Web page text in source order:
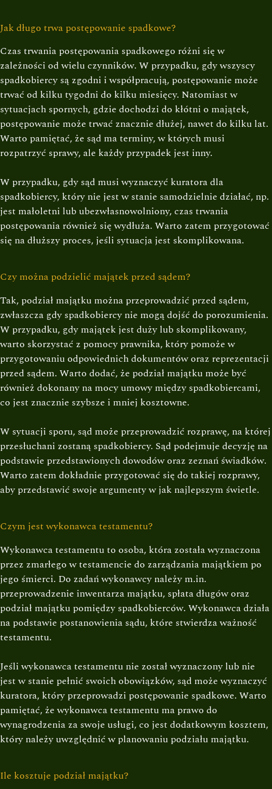
Jak długo trwa postępowanie spadkowe?
Czas trwania postępowania spadkowego różni się w
zależności od wielu czynników. W przypadku, gdy wszyscy
spadkobiercy są zgodni i współpracują, postępowanie może
trwać od kilku tygodni do kilku miesięcy. Natomiast w
sytuacjach spornych, gdzie dochodzi do kłótni o majątek,
postępowanie może trwać znacznie dłużej, nawet do kilku lat.
Warto pamiętać, że sąd ma terminy, w których musi
rozpatrzyć sprawy, ale każdy przypadek jest inny.
W przypadku, gdy sąd musi wyznaczyć kuratora dla
spadkobiercy, który nie jest w stanie samodzielnie działać, np.
jest małoletni lub ubezwłasnowolniony, czas trwania
postępowania również się wydłuża. Warto zatem przygotować
się na dłuższy proces, jeśli sytuacja jest skomplikowana.
Czy można podzielić majątek przed sądem?
Tak, podział majątku można przeprowadzić przed sądem,
zwłaszcza gdy spadkobiercy nie mogą dojść do porozumienia.
W przypadku, gdy majątek jest duży lub skomplikowany,
warto skorzystać z pomocy prawnika, który pomoże w
przygotowaniu odpowiednich dokumentów oraz reprezentacji
przed sądem. Warto dodać, że podział majątku może być
również dokonany na mocy umowy między spadkobiercami,
co jest znacznie szybsze i mniej kosztowne.
W sytuacji sporu, sąd może przeprowadzić rozprawę, na której
przesłuchani zostaną spadkobiercy. Sąd podejmuje decyzję na
podstawie przedstawionych dowodów oraz zeznań świadków.
Warto zatem dokładnie przygotować się do takiej rozprawy,
aby przedstawić swoje argumenty w jak najlepszym świetle.
Czym jest wykonawca testamentu?
Wykonawca testamentu to osoba, która została wyznaczona
przez zmarłego w testamencie do zarządzania majątkiem po
jego śmierci. Do zadań wykonawcy należy m.in.
przeprowadzenie inwentarza majątku, spłata długów oraz
podział majątku pomiędzy spadkobierców. Wykonawca działa
na podstawie postanowienia sądu, które stwierdza ważność
testamentu.
Jeśli wykonawca testamentu nie został wyznaczony lub nie
jest w stanie pełnić swoich obowiązków, sąd może wyznaczyć
kuratora, który przeprowadzi postępowanie spadkowe. Warto
pamiętać, że wykonawca testamentu ma prawo do
wynagrodzenia za swoje usługi, co jest dodatkowym kosztem,
który należy uwzględnić w planowaniu podziału majątku.
Ile kosztuje podział majątku?